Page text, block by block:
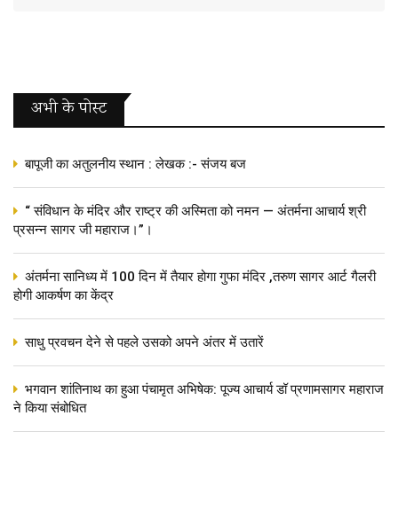
अभी के पोस्‍ट
बापूजी का अतुलनीय स्थान : लेखक :- संजय बज
“ संविधान के मंदिर और राष्ट्र की अस्मिता को नमन — अंतर्मना आचार्य श्री
प्रसन्न सागर जी महाराज।”।
अंतर्मना सानिध्य में 100 दिन में तैयार होगा गुफा मंदिर ,तरुण सागर आर्ट गैलरी
होगी आकर्षण का केंद्र
साधु प्रवचन देने से पहले उसको अपने अंतर में उतारें
भगवान शांतिनाथ का हुआ पंचामृत अभिषेक: पूज्य आचार्य डॉ प्रणामसागर महाराज
ने किया संबोधित